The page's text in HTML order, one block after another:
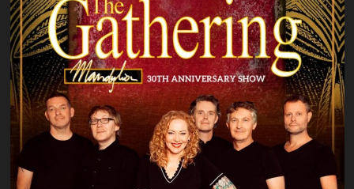
¡Los
piratas
escoceses
Alestorm
vuelven
a
Chile!